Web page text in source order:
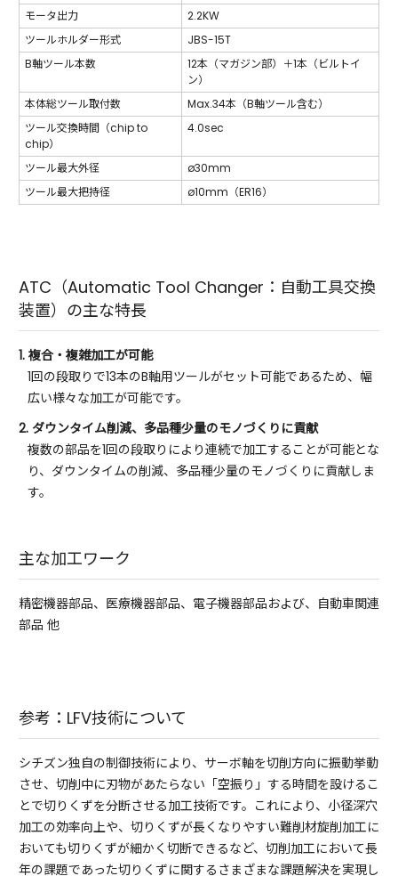
モータ出力
2.2KW
ツールホルダー形式
JBS-15T
B軸ツール本数
12本（マガジン部）＋1本（ビルトイ
ン）
本体総ツール取付数
Max.34本（B軸ツール含む）
ツール交換時間（chip to
chip）
4.0sec
ツール最大外径
ø30mm
ツール最大把持径
ø10mm（ER16）
ATC（Automatic Tool Changer：自動工具交換
装置）の主な特長
1. 複合・複雑加工が可能
1回の段取りで13本のB軸用ツールがセット可能であるため、幅
広い様々な加工が可能です。
2. ダウンタイム削減、多品種少量のモノづくりに貢献
複数の部品を1回の段取りにより連続で加工することが可能とな
り、ダウンタイムの削減、多品種少量のモノづくりに貢献しま
す。
主な加工ワーク
精密機器部品、医療機器部品、電子機器部品および、自動車関連
部品 他
参考：LFV技術について
シチズン独自の制御技術により、サーボ軸を切削方向に振動挙動
させ、切削中に刃物があたらない「空振り」する時間を設けるこ
とで切りくずを分断させる加工技術です。これにより、小径深穴
加工の効率向上や、切りくずが長くなりやすい難削材旋削加工に
おいても切りくずが細かく切断できるなど、切削加工において長
年の課題であった切りくずに関するさまざまな課題解決を実現し